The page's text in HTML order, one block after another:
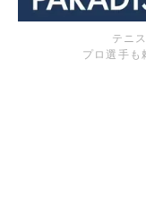
テニ
プロ選手も